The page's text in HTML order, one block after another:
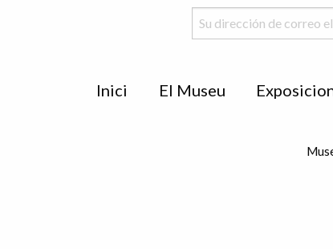
Inici El Museu